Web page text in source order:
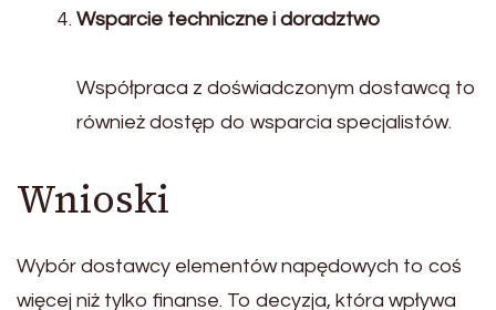
Wsparcie techniczne i doradztwo
Współpraca z doświadczonym dostawcą to
również dostęp do wsparcia specjalistów.
Wnioski
Wybór dostawcy elementów napędowych to coś
więcej niż tylko finanse. To decyzja, która wpływa